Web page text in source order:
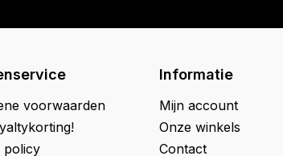
voorwaarden
policy
Informatie
Mijn account
Onze winkels
Contact